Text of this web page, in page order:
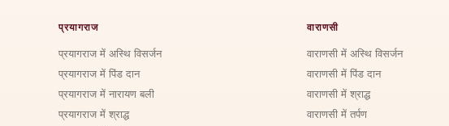
प्रयागराज
प्रयागराज में अस्थि विसर्जन
प्रयागराज में पिंड दान
प्रयागराज में नारायण बली
प्रयागराज में श्राद्ध
वाराणसी
वाराणसी में अस्थि विसर्जन
वाराणसी में पिंड दान
वाराणसी में श्राद्ध
वाराणसी में तर्पण